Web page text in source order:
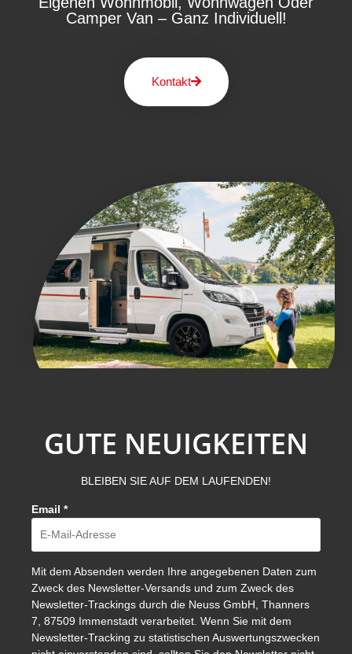
Camper Van – Ganz Individuell!
Kontakt
GUTE NEUIGKEITEN
BLEIBEN SIE AUF DEM LAUFENDEN!
Email *
Mit dem Absenden werden Ihre angegebenen Daten zum
Zweck des Newsletter-Versands und zum Zweck des
Newsletter-Trackings durch die Neuss GmbH, Thanners
7, 87509 Immenstadt verarbeitet. Wenn Sie mit dem
Newsletter-Tracking zu statistischen Auswertungszwecken